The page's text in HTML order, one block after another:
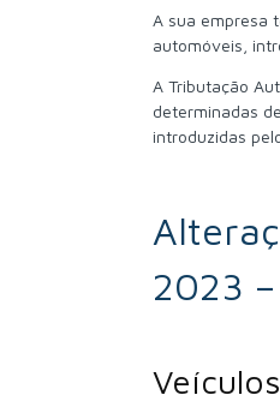
A sua empresa
automóveis,
A Tributação
determinadas
introduzidas
2023